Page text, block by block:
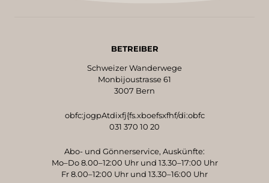
BETREIBER
Schweizer Wanderwege
Monbijoustrasse 61
3007 Bern
obfc:jogpAtdixfj{fs.xboefsxfhf/di:obfc
031 370 10 20
Abo- und Gönnerservice, Auskünfte:
Mo–Do 8.00–12:00 Uhr und 13.30–17:00 Uhr
Fr 8.00–12:00 Uhr und 13.30–16:00 Uhr